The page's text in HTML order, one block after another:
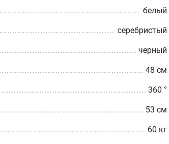
белый
серебристый
черный
48 см
360 °
53 см
60 кг